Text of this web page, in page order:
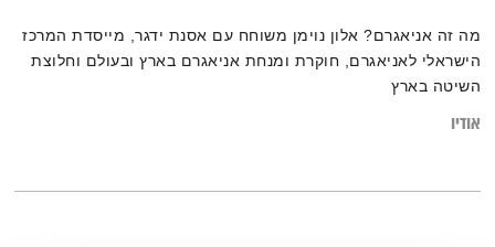
מה זה אניאגרם? אלון נוימן משוחח עם אסנת ידגר, מייסדת המרכז
הישראלי לאניאגרם, חוקרת ומנחת אניאגרם בארץ ובעולם וחלוצת
השיטה בארץ
אודיו